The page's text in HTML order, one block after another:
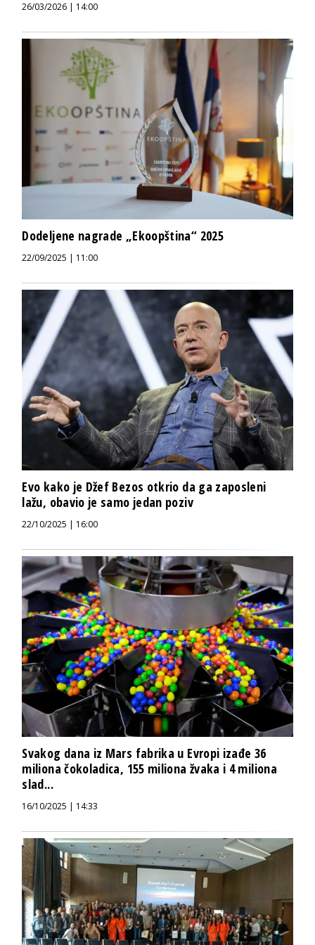
26/03/2026 | 14:00
Dodeljene nagrade „Ekoopština“ 2025
22/09/2025 | 11:00
Evo kako je Džef Bezos otkrio da ga zaposleni
lažu, obavio je samo jedan poziv
22/10/2025 | 16:00
Svakog dana iz Mars fabrika u Evropi izađe 36
miliona čokoladica, 155 miliona žvaka i 4 miliona
slad...
16/10/2025 | 14:33